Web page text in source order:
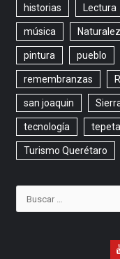
historias Lectura
música
pintura pueblo
remembranzas
san joaquin
tecnología
Turismo Querétaro